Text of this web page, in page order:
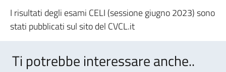
I risultati degli esami CELI (sessione giugno 2023) sono
stati pubblicati sul sito del CVCL.it
Ti potrebbe interessare anche..